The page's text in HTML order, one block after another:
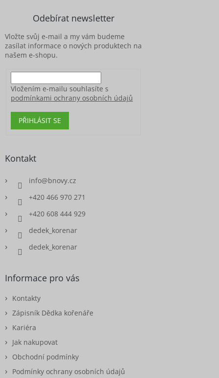
Odebírat newsletter
Vložte svůj e-mail a my vám budeme
zasílat informace o nových produktech na
našem e-shopu.
Vložením e-mailu souhlasíte s
podmínkami ochrany osobních údajů
PŘIHLÁSIT SE
Kontakt
info@bnovy.cz
+420 466 970 271
+420 608 444 929
dedek_korenar
dedek_korenar
Informace pro vás
Kontakty
Zápisník Dědka kořenáře
Kariéra
Jak nakupovat
Obchodní podmínky
Podmínky ochrany osobních údajů